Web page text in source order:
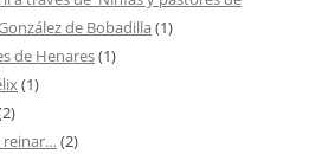
de Bobadilla (1)
de Henares(1)
(1)
reinar… (2)